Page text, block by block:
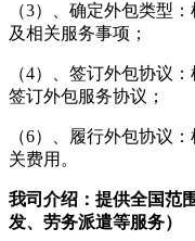
（3）、确定外包类型
及相关服务事项；
（4）、签订外包协议
签订外包服务协议；
（6）、履行外包协议
关费用。
我司介绍：提供全国范
发、劳务派遣等服务）